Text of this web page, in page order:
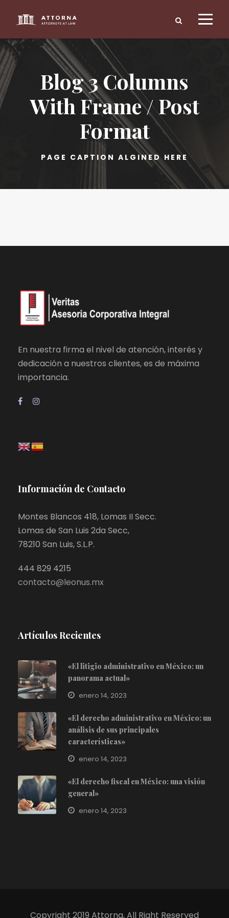
Blog 3 Columns
With Frame / Post
Format
PAGE CAPTION ALGINED HERE
En nuestra firma el nivel de atención, interés y
dedicación a nuestros clientes, es de máxima
importancia.
Información de Contacto
Montes Blancos 418, Lomas II Secc.
Lomas de San Luis 2da Secc,
78210 San Luis, S.L.P.
444 829 4215
contacto@leonus.mx
Artículos Recientes
«El litigio administrativo en México: un
panorama actual»
enero 14, 2023
«El derecho administrativo en México: un
análisis de sus principales
características»
enero 14, 2023
«El derecho fiscal en México: una visión
general»
enero 14, 2023
Copyright 2019 Attorna, All Right Reserved